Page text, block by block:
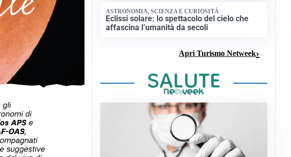
ASTRONOMIA, SCIENZA E CURIOSITÀ
Eclissi solare: lo spettacolo del cielo che
affascina l’umanità da secoli
Apri Turismo Netweek